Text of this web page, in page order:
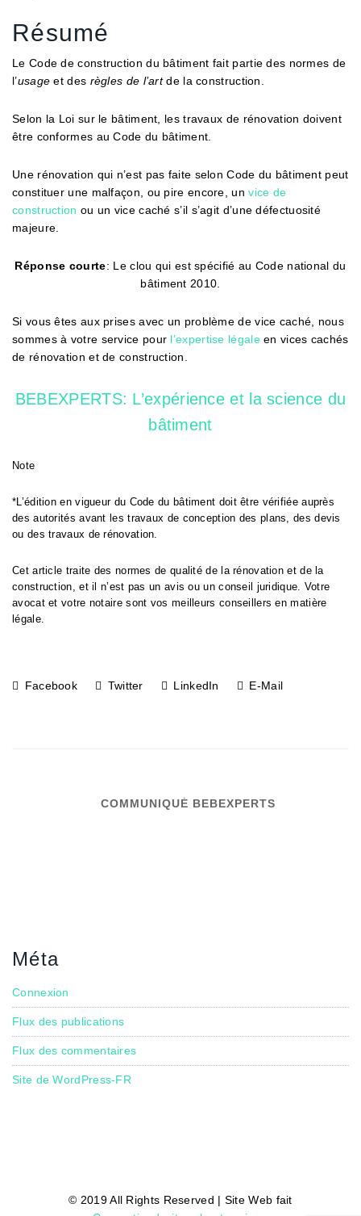
Résumé
Le Code de construction du bâtiment fait partie des normes de
l’usage et des règles de l’artde la construction.
Selon la Loi sur le bâtiment, les travaux de rénovation doivent
être conformes au Code du bâtiment.
Une rénovation qui n’est pas faite selon Code du bâtiment peut
constituer une malfaçon, ou pire encore, unvice de
construction ou un vice caché s’il s’agit d’une défectuosité
majeure.
Réponse courte: Le clou qui est spécifié au Code national du
bâtiment 2010.
Si vous êtes aux prises avec un problème de vice caché, nous
sommes à votre service pour l’expertise légaleen vices cachés
de rénovation et de construction.
BEBEXPERTS: L’expérience et la science du
bâtiment
Note
*L’édition en vigueur du Code du bâtiment doit être vérifiée auprès
des autorités avant les travaux de conception des plans, des devis
ou des travaux de rénovation.
Cet article traite des normes de qualité de la rénovation et de la
construction, et il n’est pas un avis ou un conseil juridique. Votre
avocat et votre notaire sont vos meilleurs conseillers en matière
légale.
Facebook Twitter LinkedIn E-Mail
COMMUNIQUÉ BEBEXPERTS
Méta
Connexion
Flux des publications
Flux des commentaires
Site de WordPress-FR
© 2019 All Rights Reserved | Site Web fait